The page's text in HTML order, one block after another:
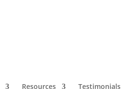
Resources Testimonials